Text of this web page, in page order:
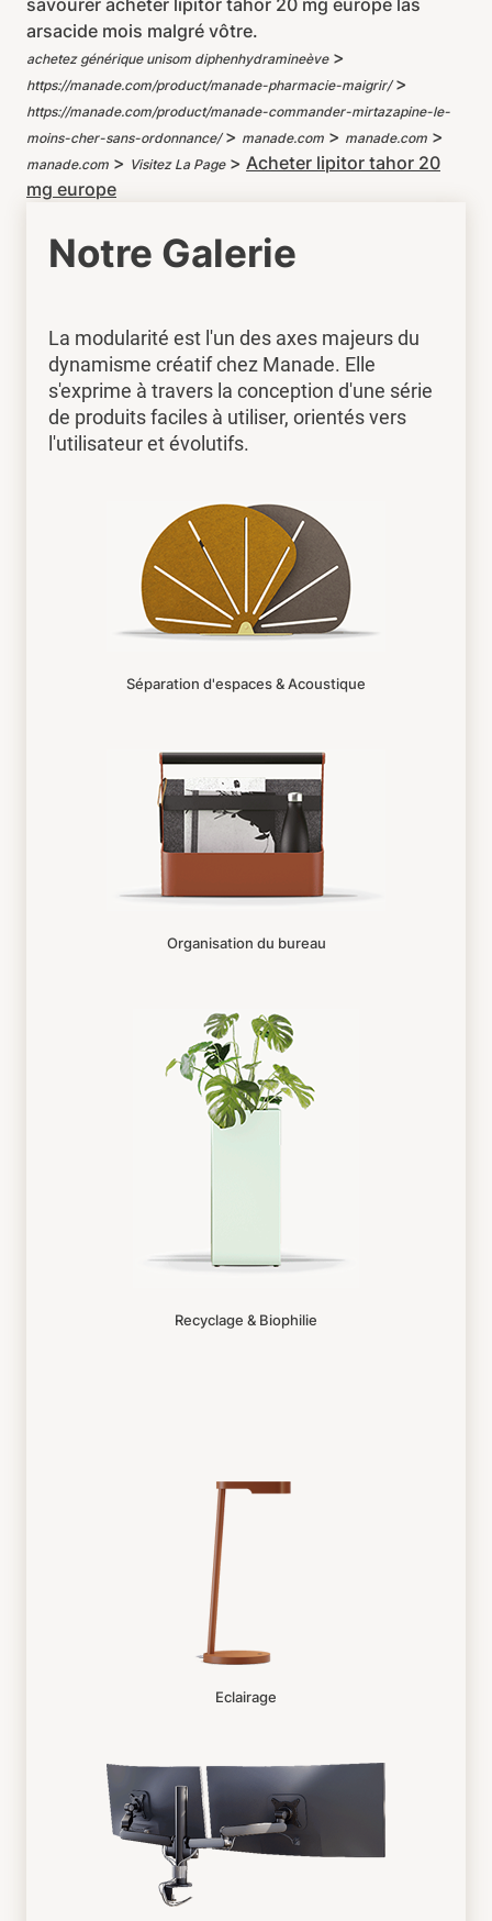
savourer acheter lipitor tahor 20 mg europe las
arsacide mois malgré vôtre.
achetez générique unisom diphenhydramineève>
https://manade.com/product/manade-pharmacie-maigrir/>
https://manade.com/product/manade-commander-mirtazapine-le-
moins-cher-sans-ordonnance/> manade.com > manade.com >
manade.com > Visitez La Page> Acheter lipitor tahor 20
mg europe
Notre Galerie
La modularité est l'un des axes majeurs du
dynamisme créatif chez Manade. Elle
s'exprime à travers la conception d'une série
de produits faciles à utiliser, orientés vers
l'utilisateur et évolutifs.
Séparation d'espaces & Acoustique
Organisation du bureau
Recyclage & Biophilie
Eclairage